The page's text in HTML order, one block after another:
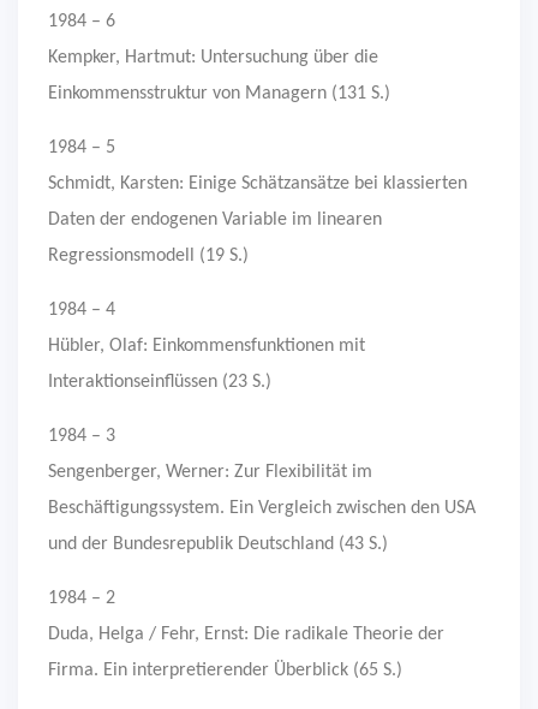
1984 – 6
Kempker, Hartmut: Untersuchung über die
Einkommensstruktur von Managern (131 S.)
1984 – 5
Schmidt, Karsten: Einige Schätzansätze bei klassierten
Daten der endogenen Variable im linearen
Regressionsmodell (19 S.)
1984 – 4
Hübler, Olaf: Einkommensfunktionen mit
Interaktionseinflüssen (23 S.)
1984 – 3
Sengenberger, Werner: Zur Flexibilität im
Beschäftigungssystem. Ein Vergleich zwischen den USA
und der Bundesrepublik Deutschland (43 S.)
1984 – 2
Duda, Helga / Fehr, Ernst: Die radikale Theorie der
Firma. Ein interpretierender Überblick (65 S.)